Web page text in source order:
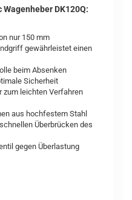
DK120Q:
nur 150 mm
gewährleistet einen
beim Absenken
Sicherheit
zum leichten Verfahren
aus hochfestem Stahl
Überbrücken des
gegen Überlastung